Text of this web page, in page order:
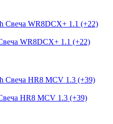
WR8DCX+ 1.1 (+22)
HR8 MCV 1.3 (+39)